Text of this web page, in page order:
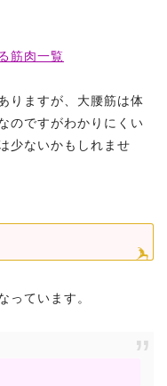
筋肉一覧
りますが、大腰筋は体
のですがわかりにくい
少ないかもしれませ
っています。